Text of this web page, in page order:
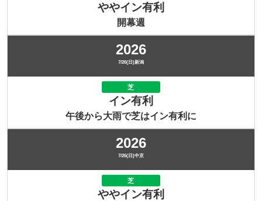
ややイン有利
開幕週
2026
7/26(日)新潟
芝
イン有利
午後から大雨で芝はイン有利に
2026
7/26(日)中京
芝
ややイン有利